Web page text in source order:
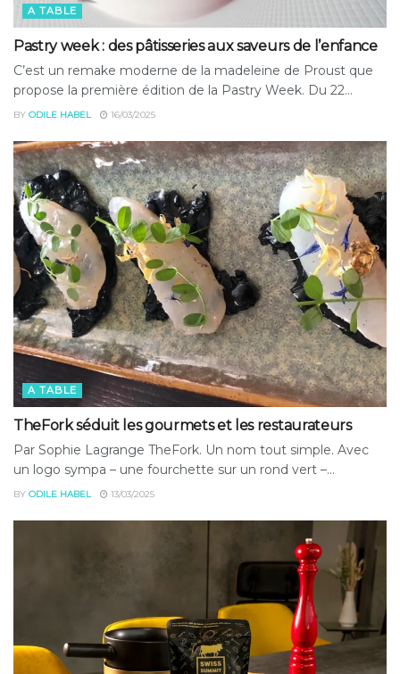
A TABLE
Pastry week : des pâtisseries aux saveurs de l’enfance
C’est un remake moderne de la madeleine de Proust que
propose la première édition de la Pastry Week. Du 22...
BY ODILE HABEL 16/03/2025
A TABLE
TheFork séduit les gourmets et les restaurateurs
Par Sophie Lagrange TheFork. Un nom tout simple. Avec
un logo sympa – une fourchette sur un rond vert –...
BY ODILE HABEL 13/03/2025